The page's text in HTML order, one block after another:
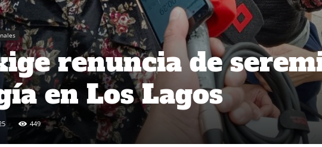
renuncia de
en Los Lagos
449